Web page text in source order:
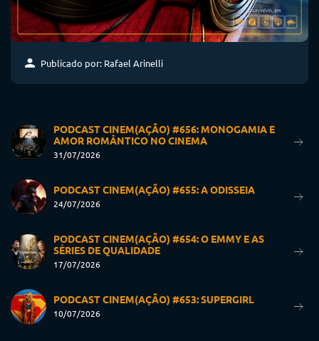
Publicado por: Rafael Arinelli
PODCAST CINEM(AÇÃO) #656: MONOGAMIA E
AMOR ROMÂNTICO NO CINEMA
31/07/2026
PODCAST CINEM(AÇÃO) #655: A ODISSEIA
24/07/2026
PODCAST CINEM(AÇÃO) #654: O EMMY E AS
SÉRIES DE QUALIDADE
17/07/2026
PODCAST CINEM(AÇÃO) #653: SUPERGIRL
10/07/2026